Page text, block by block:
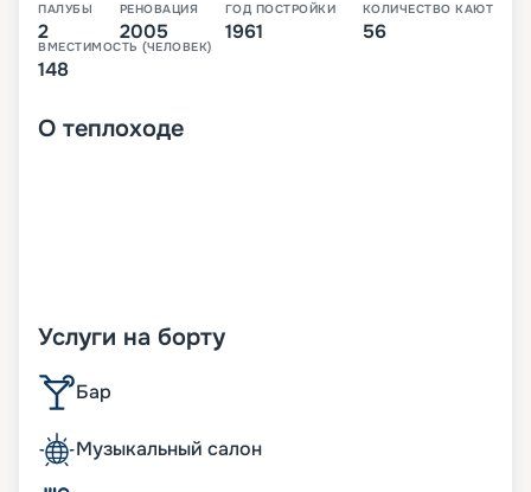
ПАЛУБЫ
2
РЕНОВАЦИЯ
2005
ГОД ПОСТРОЙКИ
1961
КОЛИЧЕСТВО КАЮТ
56
ВМЕСТИМОСТЬ (ЧЕЛОВЕК)
148
О теплоходе
Услуги на борту
Бар
Музыкальный салон